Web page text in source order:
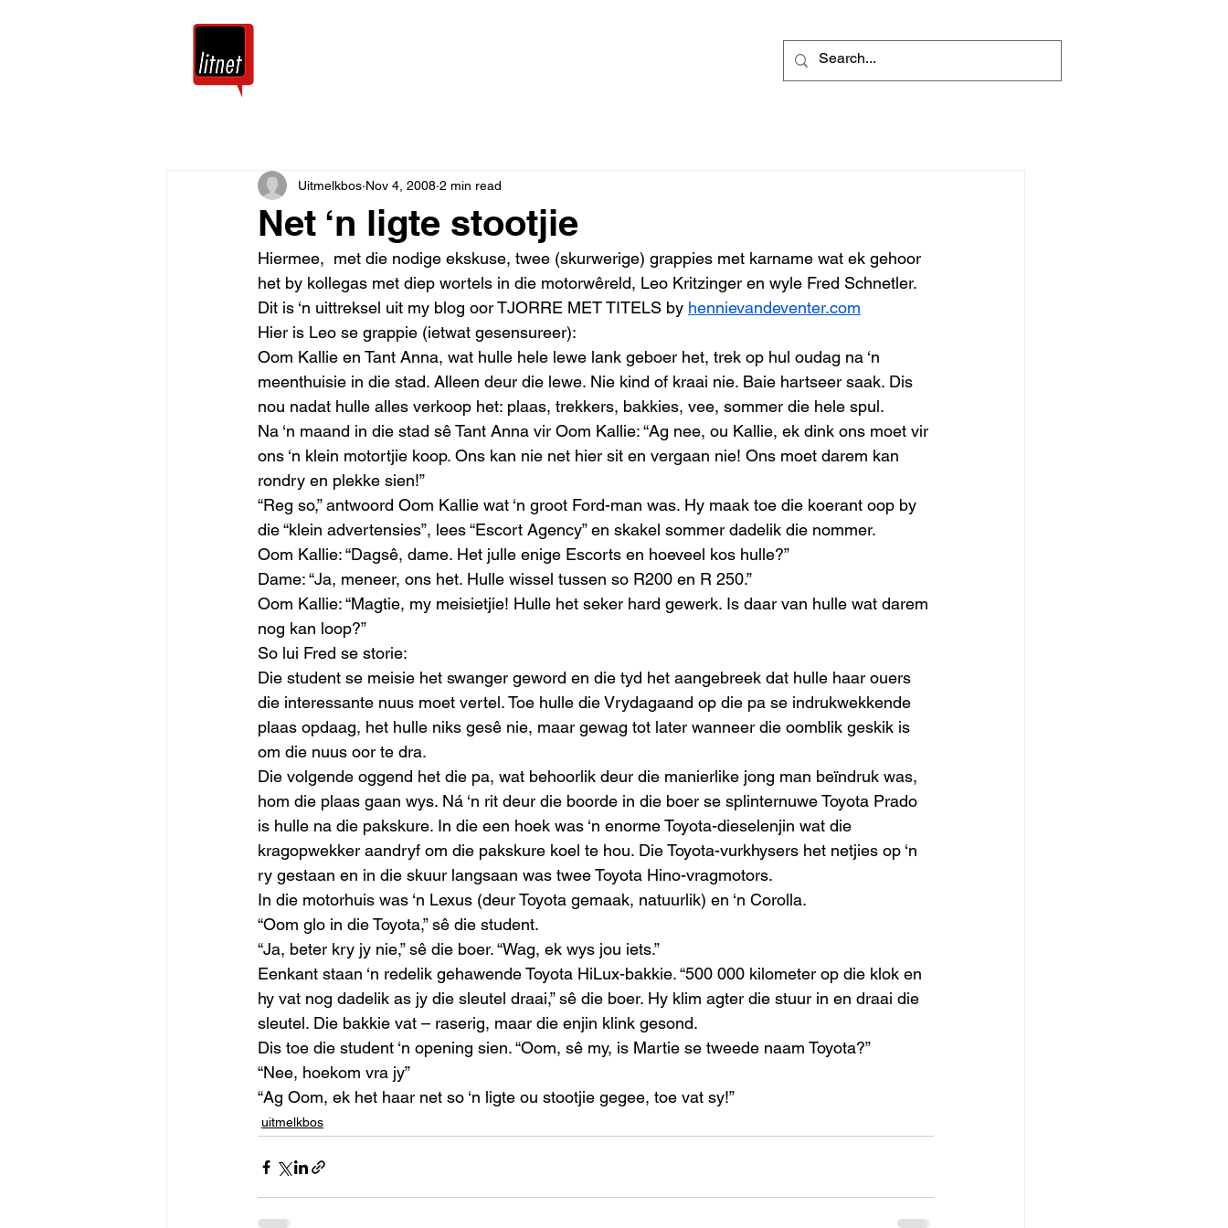
Net ‘n ligte stootjie
Uitmelkbos Nov 4, 2008 2 min read
Hiermee,  met die nodige ekskuse, twee (skurwerige) grappies met karname wat ek gehoor
het by kollegas met diep wortels in die motorwêreld, Leo Kritzinger en wyle Fred Schnetler.
Dit is ‘n uittreksel uit my blog oor TJORRE MET TITELS by hennievandeventer.com
Hier is Leo se grappie (ietwat gesensureer):
Oom Kallie en Tant Anna, wat hulle hele lewe lank geboer het, trek op hul oudag na ‘n
meenthuisie in die stad. Alleen deur die lewe. Nie kind of kraai nie. Baie hartseer saak. Dis
nou nadat hulle alles verkoop het: plaas, trekkers, bakkies, vee, sommer die hele spul.
Na ‘n maand in die stad sê Tant Anna vir Oom Kallie: “Ag nee, ou Kallie, ek dink ons moet vir
ons ‘n klein motortjie koop. Ons kan nie net hier sit en vergaan nie! Ons moet darem kan
rondry en plekke sien!”
“Reg so,” antwoord Oom Kallie wat ‘n groot Ford-man was. Hy maak toe die koerant oop by
die “klein advertensies”, lees “Escort Agency” en skakel sommer dadelik die nommer.
Oom Kallie: “Dagsê, dame. Het julle enige Escorts en hoeveel kos hulle?”
Dame: “Ja, meneer, ons het. Hulle wissel tussen so R200 en R 250.”
Oom Kallie: “Magtie, my meisietjie! Hulle het seker hard gewerk. Is daar van hulle wat darem
nog kan loop?”
So lui Fred se storie:
Die student se meisie het swanger geword en die tyd het aangebreek dat hulle haar ouers
die interessante nuus moet vertel. Toe hulle die Vrydagaand op die pa se indrukwekkende
plaas opdaag, het hulle niks gesê nie, maar gewag tot later wanneer die oomblik geskik is
om die nuus oor te dra.
Die volgende oggend het die pa, wat behoorlik deur die manierlike jong man beïndruk was,
hom die plaas gaan wys. Ná ‘n rit deur die boorde in die boer se splinternuwe Toyota Prado
is hulle na die pakskure. In die een hoek was ‘n enorme Toyota-dieselenjin wat die
kragopwekker aandryf om die pakskure koel te hou. Die Toyota-vurkhysers het netjies op ‘n
ry gestaan en in die skuur langsaan was twee Toyota Hino-vragmotors.
In die motorhuis was ‘n Lexus (deur Toyota gemaak, natuurlik) en ‘n Corolla.
“Oom glo in die Toyota,” sê die student.
“Ja, beter kry jy nie,” sê die boer. “Wag, ek wys jou iets.”
Eenkant staan ‘n redelik gehawende Toyota HiLux-bakkie. “500 000 kilometer op die klok en
hy vat nog dadelik as jy die sleutel draai,” sê die boer. Hy klim agter die stuur in en draai die
sleutel. Die bakkie vat – raserig, maar die enjin klink gesond.
Dis toe die student ‘n opening sien. “Oom, sê my, is Martie se tweede naam Toyota?”
“Nee, hoekom vra jy”
“Ag Oom, ek het haar net so ‘n ligte ou stootjie gegee, toe vat sy!”
uitmelkbos